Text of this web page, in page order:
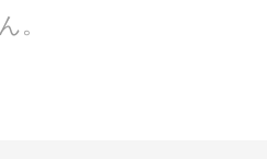
ん。